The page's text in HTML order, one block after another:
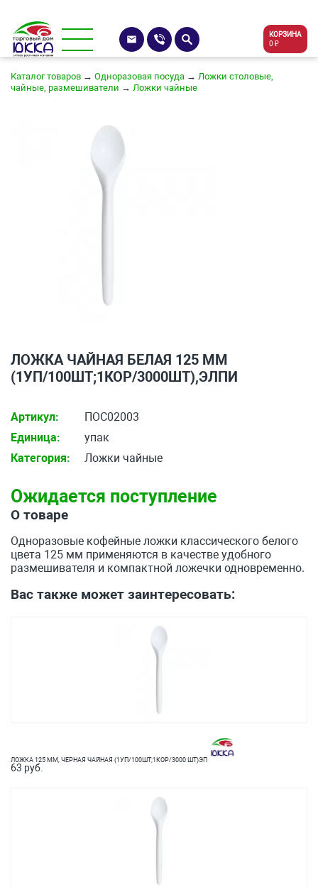
КОРЗИНА
0 ₽
Каталог товаров → Одноразовая посуда → Ложки столовые,
чайные, размешиватели → Ложки чайные
ЛОЖКА ЧАЙНАЯ БЕЛАЯ 125 ММ
(1УП/100ШТ;1КОР/3000ШТ),ЭЛПИ
Артикул:
ПОС02003
Единица:
упак
Категория:
Ложки чайные
Ожидается поступление
О товаре
Одноразовые кофейные ложки классического белого
цвета 125 мм применяются в качестве удобного
размешивателя и компактной ложечки одновременно.
Вас также может заинтересовать:
ЛОЖКА 125 ММ, ЧЕРНАЯ ЧАЙНАЯ (1УП/100ШТ;1КОР/3000 ШТ)ЭП
63 руб.